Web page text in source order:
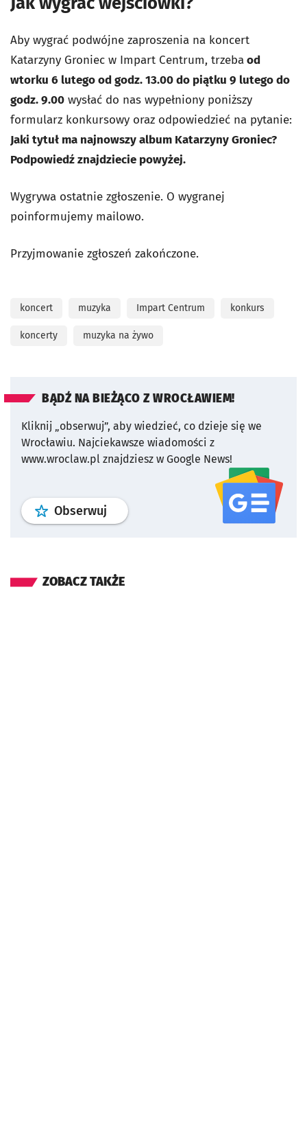
Aby wygrać podwójne zaproszenia na koncert
Katarzyny Groniec w Impart Centrum, trzebaod
wtorku 6 lutego od godz. 13.00 do piątku 9 lutego do
godz. 9.00 wysłać do nas wypełniony poniższy
formularz konkursowy oraz odpowiedzieć na pytanie:
Jaki tytuł ma najnowszy album Katarzyny Groniec?
Podpowiedź znajdziecie powyżej.
Wygrywa ostatnie zgłoszenie. O wygranej
poinformujemy mailowo.
Przyjmowanie zgłoszeń zakończone.
koncert muzyka Impart Centrum konkurs
koncerty muzyka na żywo
BĄDŹ NA BIEŻĄCO Z WROCŁAWIEM!
Kliknij „obserwuj”, aby wiedzieć, co dzieje się we
Wrocławiu. Najciekawsze wiadomości z
www.wroclaw.pl znajdziesz w Google News!
Obserwuj profil serwisu
ZOBACZ TAKŻE